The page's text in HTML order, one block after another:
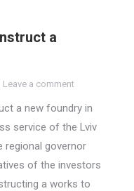
a
Leave a comment
a new foundry in
service of the Lviv
regional governor
of the investors
a works to